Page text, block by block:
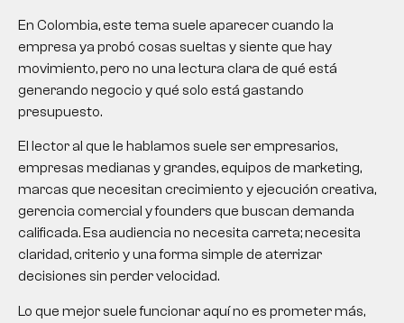
En Colombia, este tema suele aparecer cuando la
empresa ya probó cosas sueltas y siente que hay
movimiento, pero no una lectura clara de qué está
generando negocio y qué solo está gastando
presupuesto.
El lector al que le hablamos suele ser empresarios,
empresas medianas y grandes, equipos de marketing,
marcas que necesitan crecimiento y ejecución creativa,
gerencia comercial y founders que buscan demanda
calificada. Esa audiencia no necesita carreta; necesita
claridad, criterio y una forma simple de aterrizar
decisiones sin perder velocidad.
Lo que mejor suele funcionar aquí no es prometer más,